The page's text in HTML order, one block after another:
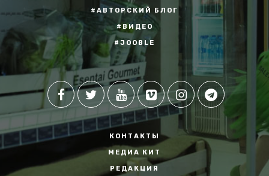
#АВТОРСКИЙ БЛОГ
#ВИДЕО
#JOOBLE
КОНТАКТЫ
МЕДИА КИТ
РЕДАКЦИЯ